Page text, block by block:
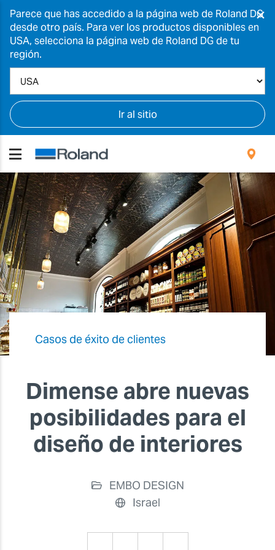
Parece que has accedido a la página web de Roland DG
desde otro país. Para ver los productos disponibles en
USA, selecciona la página web de Roland DG de tu
región.
Ir al sitio
×
Casos de éxito de clientes
Dimense abre nuevas
posibilidades para el
diseño de interiores
EMBO DESIGN
Israel